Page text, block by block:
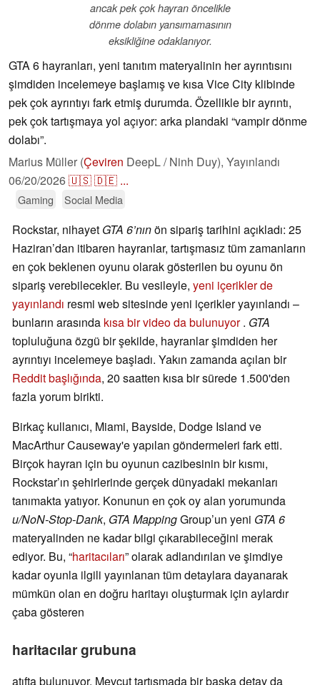
ancak pek çok hayran öncelikle
dönme dolabın yansımamasının
eksikliğine odaklanıyor.
GTA 6 hayranları, yeni tanıtım materyalinin her ayrıntısını
şimdiden incelemeye başlamış ve kısa Vice City klibinde
pek çok ayrıntıyı fark etmiş durumda. Özellikle bir ayrıntı,
pek çok tartışmaya yol açıyor: arka plandaki “vampir dönme
dolabı”.
Marius Müller (Çeviren DeepL / Ninh Duy), Yayınlandı
06/20/2026🇺🇸🇩🇪 ...
Gaming Social Media
Rockstar, nihayet GTA 6’nınön sipariş tarihini açıkladı: 25
Haziran’dan itibaren hayranlar, tartışmasız tüm zamanların
en çok beklenen oyunu olarak gösterilen bu oyunu ön
sipariş verebilecekler. Bu vesileyle, yeni içerikler de
yayınlandı resmi web sitesinde yeni içerikler yayınlandı –
bunların arasında kısa bir video da bulunuyor. GTA
topluluğuna özgü bir şekilde, hayranlar şimdiden her
ayrıntıyı incelemeye başladı. Yakın zamanda açılan bir
Reddit başlığında, 20 saatten kısa bir sürede 1.500'den
fazla yorum birikti.
Birkaç kullanıcı, Miami, Bayside, Dodge Island ve
MacArthur Causeway'e yapılan göndermeleri fark etti.
Birçok hayran için bu oyunun cazibesinin bir kısmı,
Rockstar’ın şehirlerinde gerçek dünyadaki mekanları
tanımakta yatıyor. Konunun en çok oy alan yorumunda
u/NoN-Stop-Dank, GTA MappingGroup’un yeni GTA 6
materyalinden ne kadar bilgi çıkarabileceğini merak
ediyor. Bu, “haritacıları” olarak adlandırılan ve şimdiye
kadar oyunla ilgili yayınlanan tüm detaylara dayanarak
mümkün olan en doğru haritayı oluşturmak için aylardır
çaba gösteren
haritacılar grubuna
atıfta bulunuyor. Mevcut tartışmada bir başka detay da